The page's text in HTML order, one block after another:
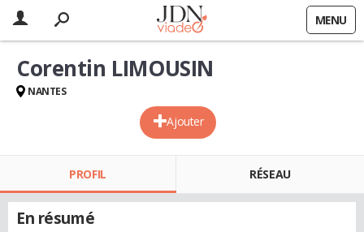
MENU
Ajouter
Corentin LIMOUSIN
NANTES
PROFIL RÉSEAU
En résumé